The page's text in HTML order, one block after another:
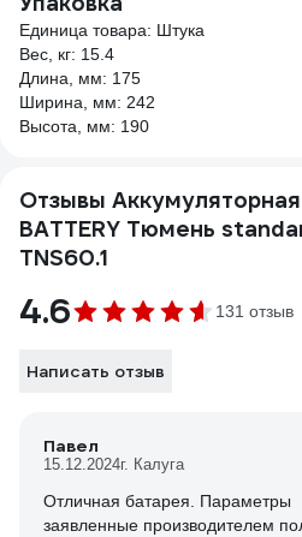
Единица товара: Штука
Вес, кг: 15.4
Длина, мм: 175
Ширина, мм: 242
Высота, мм: 190
Отзывы Аккумуляторная
BATTERY Тюмень
TNS60.1
4.6 131 отзыв
Написать отзыв
Павел
15.12.2024г. Калуга
Отличная батарея. Параметры
заявленные производителем